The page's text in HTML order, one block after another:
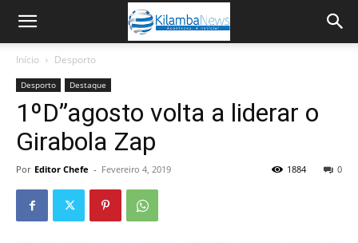
Início Desporto
Desporto Destaque
1ºD”agosto volta a liderar o
Girabola Zap
Por Editor Chefe - Fevereiro 4, 2019 0
1884